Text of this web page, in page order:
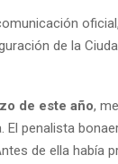
de la
de este año,
penalista
de ella había